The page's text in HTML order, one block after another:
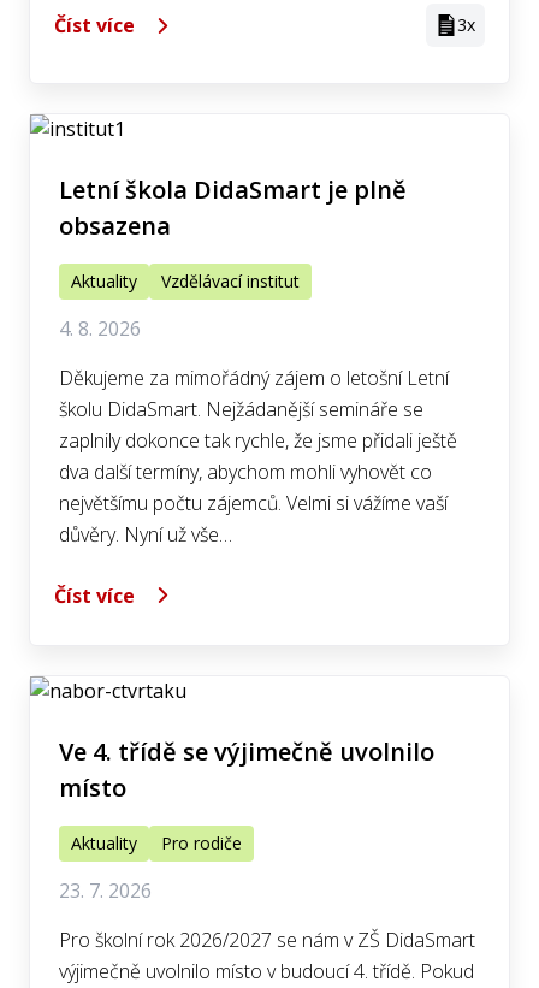
Číst více 3x
Letní škola DidaSmart je plně
obsazena
Aktuality Vzdělávací institut
4. 8. 2026
Děkujeme za mimořádný zájem o letošní Letní
školu DidaSmart. Nejžádanější semináře se
zaplnily dokonce tak rychle, že jsme přidali ještě
dva další termíny, abychom mohli vyhovět co
největšímu počtu zájemců. Velmi si vážíme vaší
důvěry. Nyní už vše…
Číst více
Ve 4. třídě se výjimečně uvolnilo
místo
Aktuality Pro rodiče
23. 7. 2026
Pro školní rok 2026/2027 se nám v ZŠ DidaSmart
výjimečně uvolnilo místo v budoucí 4. třídě. Pokud